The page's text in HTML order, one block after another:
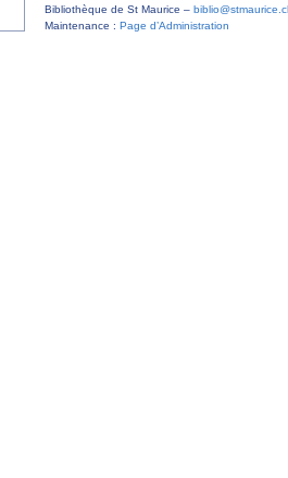
Bibliothèque de St Maurice –
Maintenance : Page d’Administration